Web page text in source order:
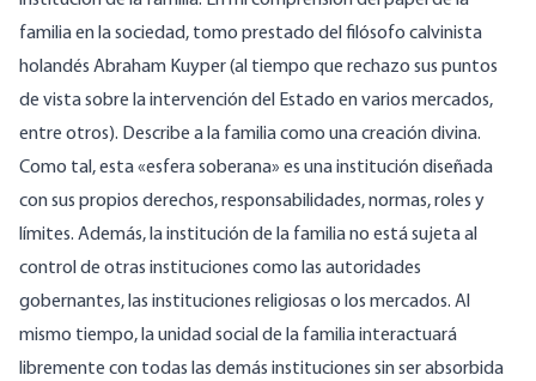
familia en la sociedad, tomo prestado del filósofo calvinista
holandés Abraham Kuyper (al tiempo que rechazo sus puntos
de vista sobre la intervención del Estado en varios mercados,
entre otros). Describe a la familia como una creación divina.
Como tal, esta «esfera soberana» es una institución diseñada
con sus propios derechos, responsabilidades, normas, roles y
límites. Además, la institución de la familia no está sujeta al
control de otras instituciones como las autoridades
gobernantes, las instituciones religiosas o los mercados. Al
mismo tiempo, la unidad social de la familia interactuará
libremente con todas las demás instituciones sin ser absorbida